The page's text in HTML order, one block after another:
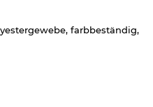
farbbeständig,